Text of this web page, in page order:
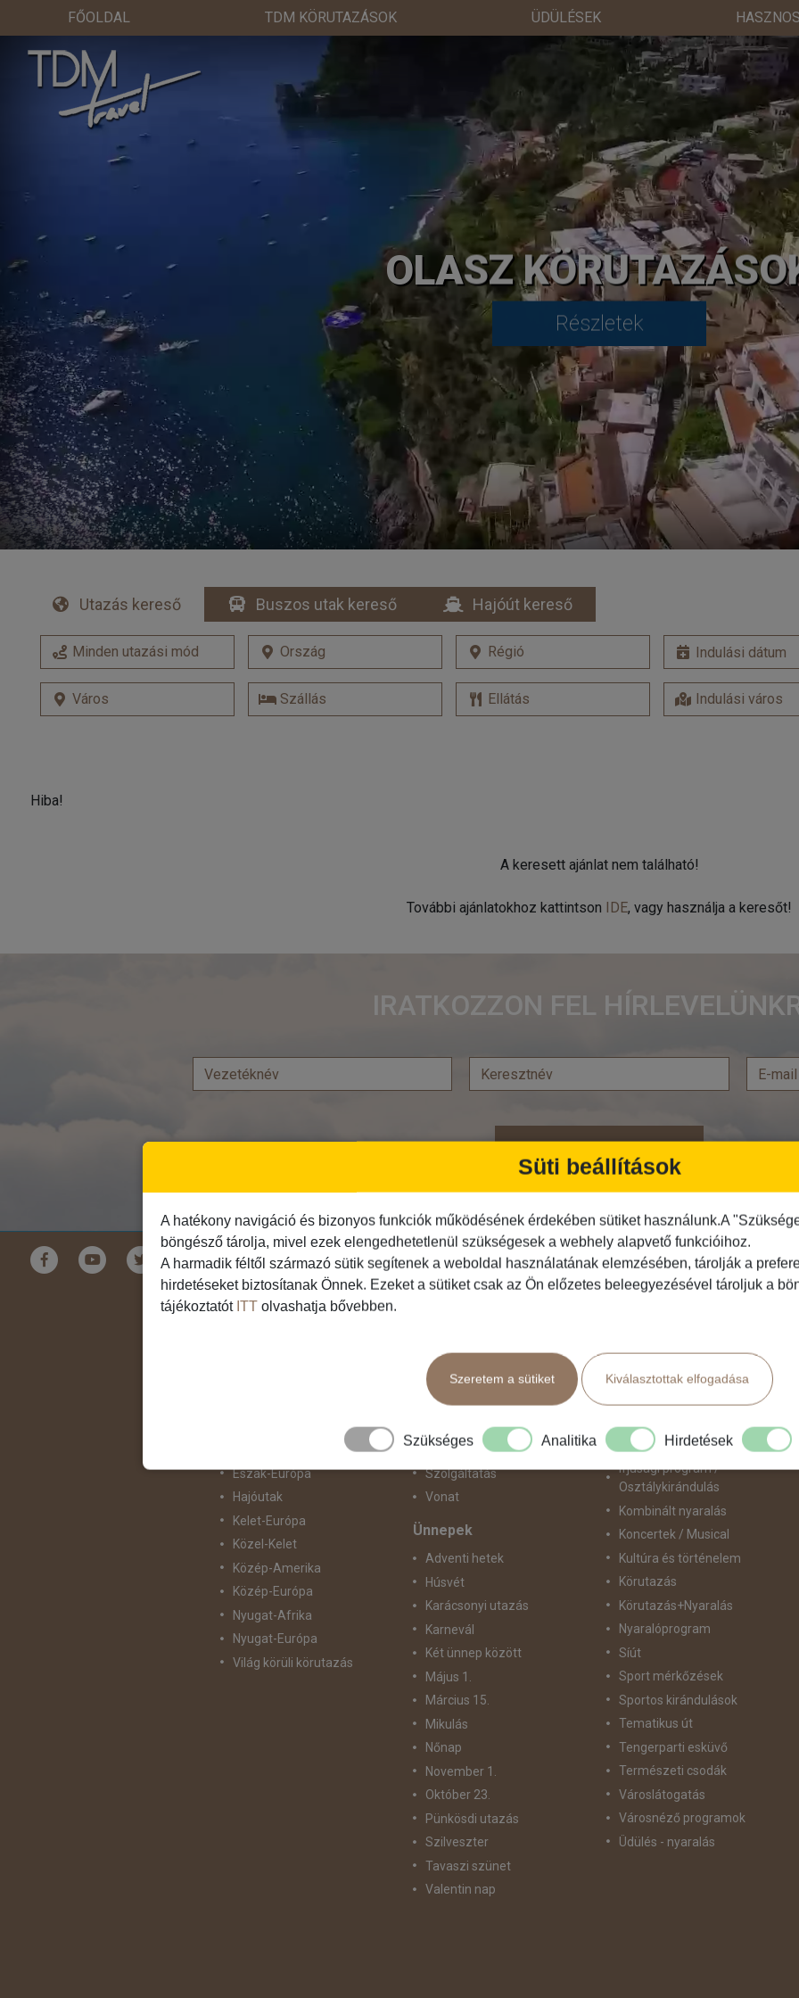
FŐOLDAL TDM KÖRUTAZÁSOK ÜDÜLÉSEK
OLASZ
Részletek
Utazás kereső Buszos utak kereső Hajóút kereső
Hiba!
A keresett ajánlat nem található!
További ajánlatokhoz kattintson IDE, vagy használja a keresőt!
IRATKOZZON FEL
Feliratkozás
Földrészek
Ausztrália
Ázsia
Észak-Európa
Hajóutak
Kelet-Európa
Közel-Kelet
Közép-Amerika
Közép-Európa
Nyugat-Afrika
Nyugat-Európa
Világ körüli körutazás
Közlekedés
Busszal
Fly & Drive
Hajó
repülő+busz
repülő+hajó
Repülővel
Szolgáltatás
Vonat
Ünnepek
Adventi hetek
Húsvét
Karácsonyi utazás
Karnevál
Két ünnep között
Május 1.
Március 15.
Mikulás
Nőnap
November 1.
Október 23.
Pünkösdi utazás
Szilveszter
Tavaszi szünet
Valentin nap
Programtípus
1 napos utak
Egzotikus út
Fesztiválok
Golfút
Gyalogtúra
Hajóút
Ifjúsági program /
Osztálykirándulás
Kombinált nyaralás
Koncertek / Musical
Kultúra és történelem
Körutazás
Körutazás+Nyaralás
Nyaralóprogram
Síút
Sport mérkőzések
Sportos kirándulások
Tematikus út
Tengerparti esküvő
Természeti csodák
Városlátogatás
Városnéző programok
Üdülés - nyaralás
Süti beállítások
A hatékony navigáció és bizonyos funkciók működésének érdekében sütiket használunk.A
böngésző tárolja, mivel ezek elengedhetetlenül szükségesek a webhely alapvető funkcióihoz.
A harmadik féltől származó sütik segítenek a weboldal használatának elemzésében, tárolják a
hirdetéseket biztosítanak Önnek. Ezeket a sütiket csak az Ön előzetes beleegyezésével tároljuk a
tájékoztatót ITT olvashatja bővebben.
Szeretem a sütiket Kiválasztottak elfogadása
Szükséges Analitika Hirdetések